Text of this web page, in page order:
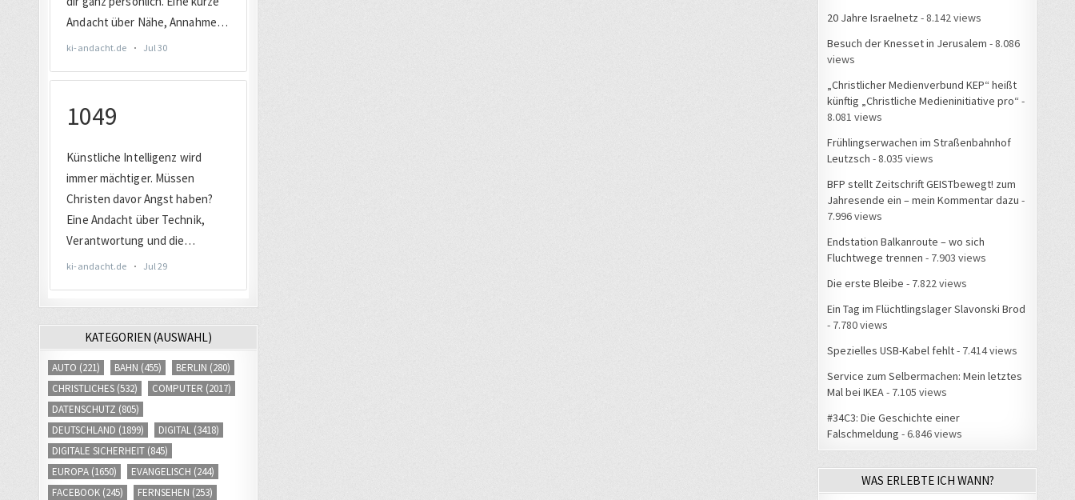
KATEGORIEN (AUSWAHL)
AUTO (221) BAHN (455) BERLIN (280)
CHRISTLICHES (532) COMPUTER (2017)
DATENSCHUTZ (805)
DEUTSCHLAND (1899) DIGITAL (3418)
DIGITALE SICHERHEIT (845)
EUROPA (1650) EVANGELISCH (244)
FACEBOOK (245) FERNSEHEN (253)
20 Jahre Israelnetz - 8.142 views
Besuch der Knesset in Jerusalem - 8.086
views
„Christlicher Medienverbund KEP“ heißt
künftig „Christliche Medieninitiative pro“ -
8.081 views
Frühlingserwachen im Straßenbahnhof
Leutzsch - 8.035 views
BFP stellt Zeitschrift GEISTbewegt! zum
Jahresende ein – mein Kommentar dazu -
7.996 views
Endstation Balkanroute – wo sich
Fluchtwege trennen - 7.903 views
Die erste Bleibe - 7.822 views
Ein Tag im Flüchtlingslager Slavonski Brod
- 7.780 views
Spezielles USB-Kabel fehlt- 7.414 views
Service zum Selbermachen: Mein letztes
Mal bei IKEA - 7.105 views
#34C3: Die Geschichte einer
Falschmeldung - 6.846 views
WAS ERLEBTE ICH WANN?